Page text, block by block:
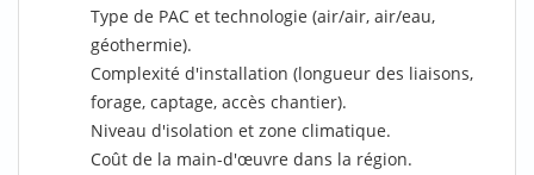
Type de PAC et technologie (air/air, air/eau,
géothermie).
Complexité d'installation (longueur des liaisons,
forage, captage, accès chantier).
Niveau d'isolation et zone climatique.
Coût de la main-d'œuvre dans la région.